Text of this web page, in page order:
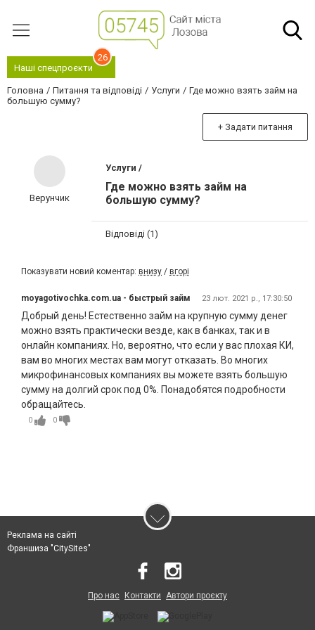
Наші спецпроєкти
26
Головна Питання та відповіді Услуги
Где можно взять займ на
большую сумму?
+ Задати питання
Верунчик
Услуги /
Где можно взять займ на
большую сумму?
Відповіді (1)
Показувати новий коментар: внизу / вгорі
moyagotivochka.com.ua - быстрый займ 23 лют. 2021 р., 17:30:50
Добрый день! Естественно займ на крупную сумму денег
можно взять практически везде, как в банках, так и в
онлайн компаниях. Но, вероятно, что если у вас плохая КИ,
вам во многих местах вам могут отказать. Во многих
микрофинансовых компаниях вы можете взять большую
сумму на долгий срок под 0%. Понадобятся подробности
обращайтесь.
0 0
Реклама на сайті
Франшиза "CitySites"
Про нас Контакти Автори проєкту